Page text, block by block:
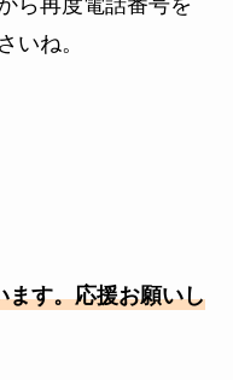
いね。
す。応援お願いし